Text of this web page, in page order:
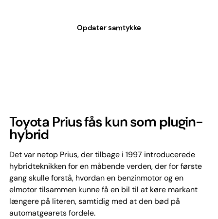
Opdater samtykke
Toyota Prius fås kun som plugin-
hybrid
Det var netop Prius, der tilbage i 1997 introducerede
hybridteknikken for en måbende verden, der for første
gang skulle forstå, hvordan en benzinmotor og en
elmotor tilsammen kunne få en bil til at køre markant
længere på literen, samtidig med at den bød på
automatgearets fordele.